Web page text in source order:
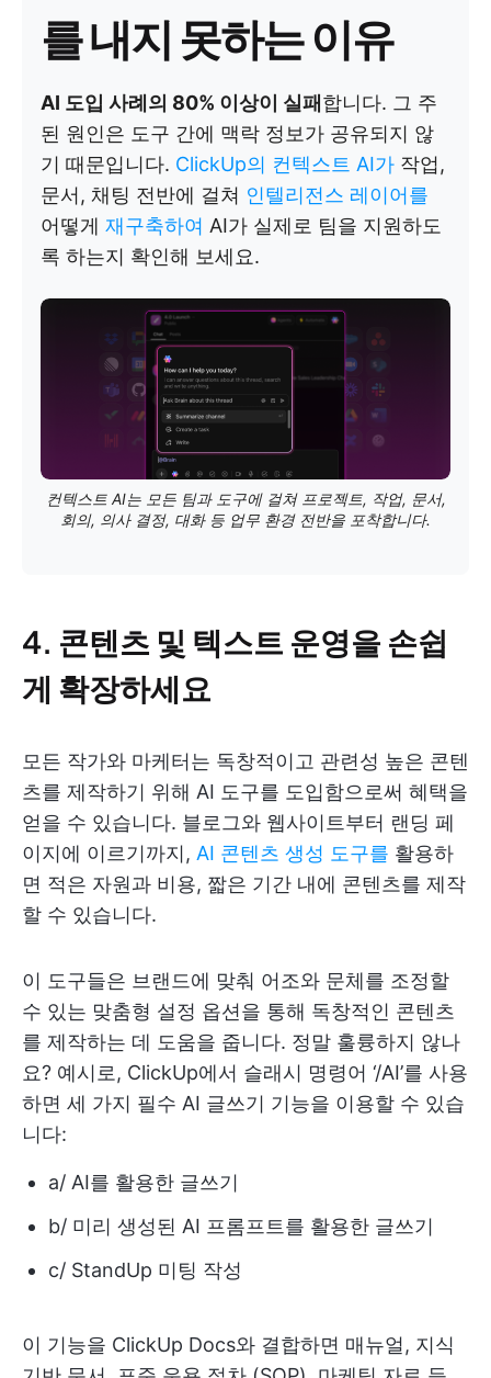
를 내지 못하는 이유
AI 도입 사례의 80% 이상이 실패합니다. 그 주
된 원인은 도구 간에 맥락 정보가 공유되지 않
기 때문입니다. ClickUp의 컨텍스트 AI가 작업,
문서, 채팅 전반에 걸쳐 인텔리전스 레이어를
어떻게 재구축하여 AI가 실제로 팀을 지원하도
록 하는지 확인해 보세요.
컨텍스트 AI는 모든 팀과 도구에 걸쳐 프로젝트, 작업, 문서,
회의, 의사 결정, 대화 등 업무 환경 전반을 포착합니다.
4. 콘텐츠 및 텍스트 운영을 손쉽
게 확장하세요
모든 작가와 마케터는 독창적이고 관련성 높은 콘텐
츠를 제작하기 위해 AI 도구를 도입함으로써 혜택을
얻을 수 있습니다. 블로그와 웹사이트부터 랜딩 페
이지에 이르기까지, AI 콘텐츠 생성 도구를 활용하
면 적은 자원과 비용, 짧은 기간 내에 콘텐츠를 제작
할 수 있습니다.
이 도구들은 브랜드에 맞춰 어조와 문체를 조정할
수 있는 맞춤형 설정 옵션을 통해 독창적인 콘텐츠
를 제작하는 데 도움을 줍니다. 정말 훌륭하지 않나
요? 예시로, ClickUp에서 슬래시 명령어 ‘/AI’를 사용
하면 세 가지 필수 AI 글쓰기 기능을 이용할 수 있습
니다:
a/ AI를 활용한 글쓰기
b/ 미리 생성된 AI 프롬프트를 활용한 글쓰기
c/ StandUp 미팅 작성
이 기능을 ClickUp Docs와 결합하면 매뉴얼, 지식